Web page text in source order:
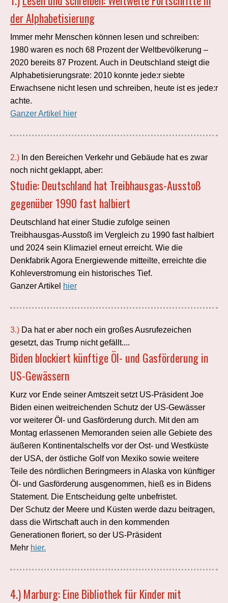
der Alphabetisierung
Immer mehr Menschen können lesen und schreiben:
1980 waren es noch 68 Prozent der Weltbevölkerung –
2020 bereits 87 Prozent. Auch in Deutschland steigt die
Alphabetisierungsrate: 2010 konnte jede:r siebte
Erwachsene nicht lesen und schreiben, heute ist es jede:r
achte.
Ganzer Artikel hier
2.) In den Bereichen Verkehr und Gebäude hat es zwar
noch nicht geklappt, aber:
Studie: Deutschland hat Treibhausgas-Ausstoß
gegenüber 1990 fast halbiert
Deutschland hat einer Studie zufolge seinen
Treibhausgas-Ausstoß im Vergleich zu 1990 fast halbiert
und 2024 sein Klimaziel erneut erreicht. Wie die
Denkfabrik Agora Energiewende mitteilte, erreichte die
Kohleverstromung ein historisches Tief.
Ganzer Artikel hier
3.) Da hat er aber noch ein großes Ausrufezeichen
gesetzt, das Trump nicht gefällt....
Biden blockiert künftige Öl- und Gasförderung in
US-Gewässern
Kurz vor Ende seiner Amtszeit setzt US-Präsident Joe
Biden einen weitreichenden Schutz der US-Gewässer
vor weiterer Öl- und Gasförderung durch. Mit den am
Montag erlassenen Memoranden seien alle Gebiete des
äußeren Kontinentalschelfs vor der Ost- und Westküste
der USA, der östliche Golf von Mexiko sowie weitere
Teile des nördlichen Beringmeers in Alaska von künftiger
Öl- und Gasförderung ausgenommen, hieß es in Bidens
Statement. Die Entscheidung gelte unbefristet.
Der Schutz der Meere und Küsten werde dazu beitragen,
dass die Wirtschaft auch in den kommenden
Generationen floriert, so der US-Präsident
Mehr hier.
4.)Marburg: Eine Bibliothek für Kinder mit